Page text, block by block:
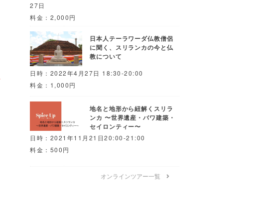
27日
料金：2,000円
日本人テーラワーダ仏教僧侶
に聞く、スリランカの今と仏
教について
日時：2022年4月27日 18:30-20:00
料金：1,000円
地名と地形から紐解くスリラ
ンカ 〜世界遺産・バワ建築・
セイロンティー〜
日時：2021年11月21日20:00-21:00
料金：500円
オンラインツアー一覧